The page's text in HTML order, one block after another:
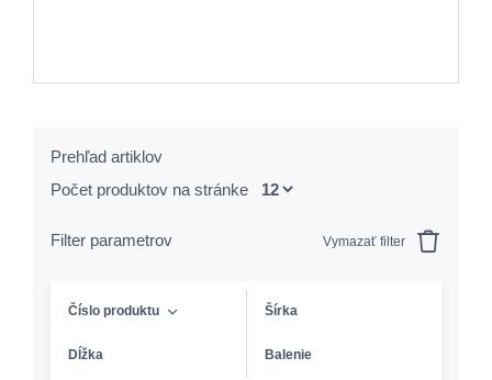
Prehľad artiklov
Počet produktov na stránke
Filter parametrov Vymazať filter
Číslo produktu Šírka
Dĺžka Balenie